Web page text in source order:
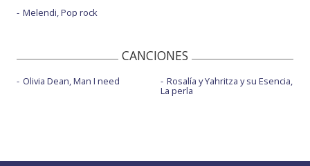
Melendi, Pop rock
CANCIONES
Olivia Dean, Man I need Rosalía y Yahritza y su Esencia,
La perla